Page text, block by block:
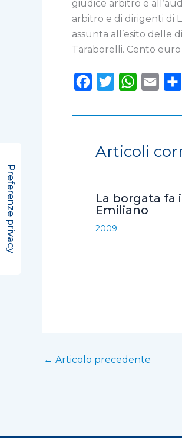
giudice arbitro e
arbitro e di dirigenti di
assunta all’esito delle
Taraborelli. Cento
c
b
k
i
t
W
a
s
p
a
l
Articoli
La borgata fa
Emiliano
2009
← Articolo precedente